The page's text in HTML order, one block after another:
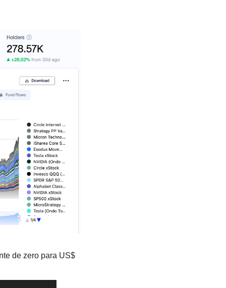
de zero para US$